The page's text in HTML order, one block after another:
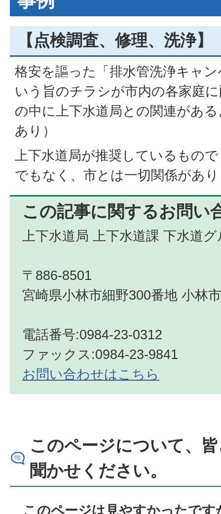
【点検調査、修理、洗浄】
格安を謳った「排水管洗浄キャ
いう旨のチラシが市内の各家庭
の中に上下水道局との関連があ
あり）
上下水道局が推奨しているもの
でもなく、市とは一切関係があ
この記事に関するお問い
上下水道局 上下水道課 下水道
〒886-8501
宮崎県小林市細野300番地 小林
電話番号:0984-23-0312
ファックス:0984-23-9841
お問い合わせはこちら
このページについて、
聞かせください。
このページは見やすかったです